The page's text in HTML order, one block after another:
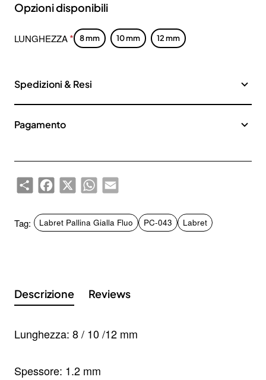
Opzioni disponibili
LUNGHEZZA 8 mm 10 mm 12 mm
Spedizioni & Resi
Pagamento
ShareFacebook
X WhatsAppEmail
Tag: Labret Pallina Gialla Fluo PC-043 Labret
Descrizione Reviews
Lunghezza: 8 / 10 /12 mm
Spessore: 1.2 mm